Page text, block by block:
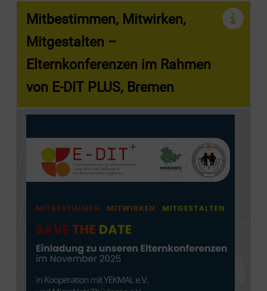
Mitbestimmen, Mitwirken,
Mitgestalten –
Elternkonferenzen im Rahmen
von E-DIT PLUS, Bremen